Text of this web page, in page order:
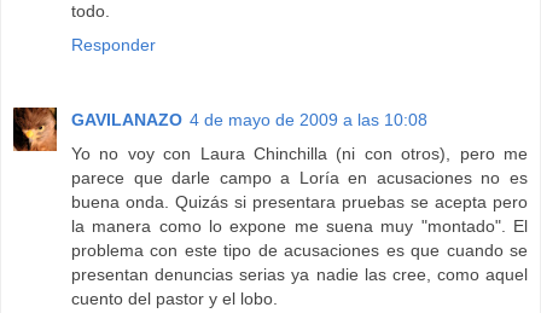
todo.
Responder
GAVILANAZO 4 de mayo de 2009 a las 10:08
Yo no voy con Laura Chinchilla (ni con otros), pero me
parece que darle campo a Loría en acusaciones no es
buena onda. Quizás si presentara pruebas se acepta pero
la manera como lo expone me suena muy "montado". El
problema con este tipo de acusaciones es que cuando se
presentan denuncias serias ya nadie las cree, como aquel
cuento del pastor y el lobo.